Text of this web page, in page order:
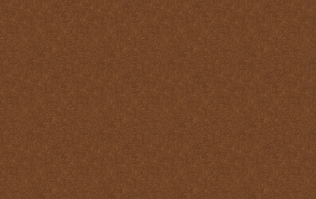
Resurrección
La Santa Misa y la salud
del alma y del cuerpo
La Santa Misa y la salud
del alma y del cuerpo
La Santa Misa y la
salvación de mundo
La Santa Misa y la santidad
La Santa Misa y la tibieza.
La Santa Misa y la unidad
La Santa Misa y la Vida
Eterna